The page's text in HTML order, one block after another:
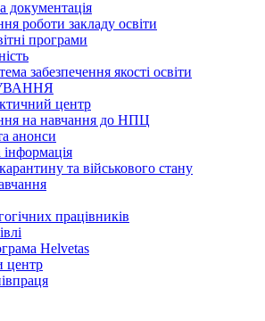
документація
роботи закладу освіти
програми
забезпечення якості освіти
центр
на навчання до НПЦ
анонси
та військового стану
працівників
Helvetas
центр